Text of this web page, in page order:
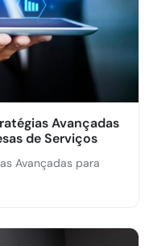
Avançadas
de Serviços
Avançadas para